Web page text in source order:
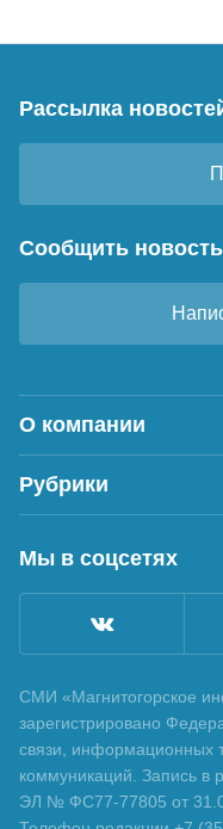
Рассылка
Сообщить новость
О компании
Рубрики
Мы в соцсетях
СМИ «Магнитогорское
зарегистрировано
связи, информационных
коммуникаций. Запись в
ЭЛ № ФС77-77805 от